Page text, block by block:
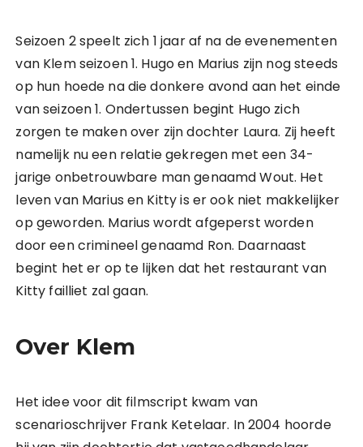
Seizoen 2 speelt zich 1 jaar af na de evenementen
van Klem seizoen 1. Hugo en Marius zijn nog steeds
op hun hoede na die donkere avond aan het einde
van seizoen 1. Ondertussen begint Hugo zich
zorgen te maken over zijn dochter Laura. Zij heeft
namelijk nu een relatie gekregen met een 34-
jarige onbetrouwbare man genaamd Wout. Het
leven van Marius en Kitty is er ook niet makkelijker
op geworden. Marius wordt afgeperst worden
door een crimineel genaamd Ron. Daarnaast
begint het er op te lijken dat het restaurant van
Kitty failliet zal gaan.
Over Klem
Het idee voor dit filmscript kwam van
scenarioschrijver Frank Ketelaar. In 2004 hoorde